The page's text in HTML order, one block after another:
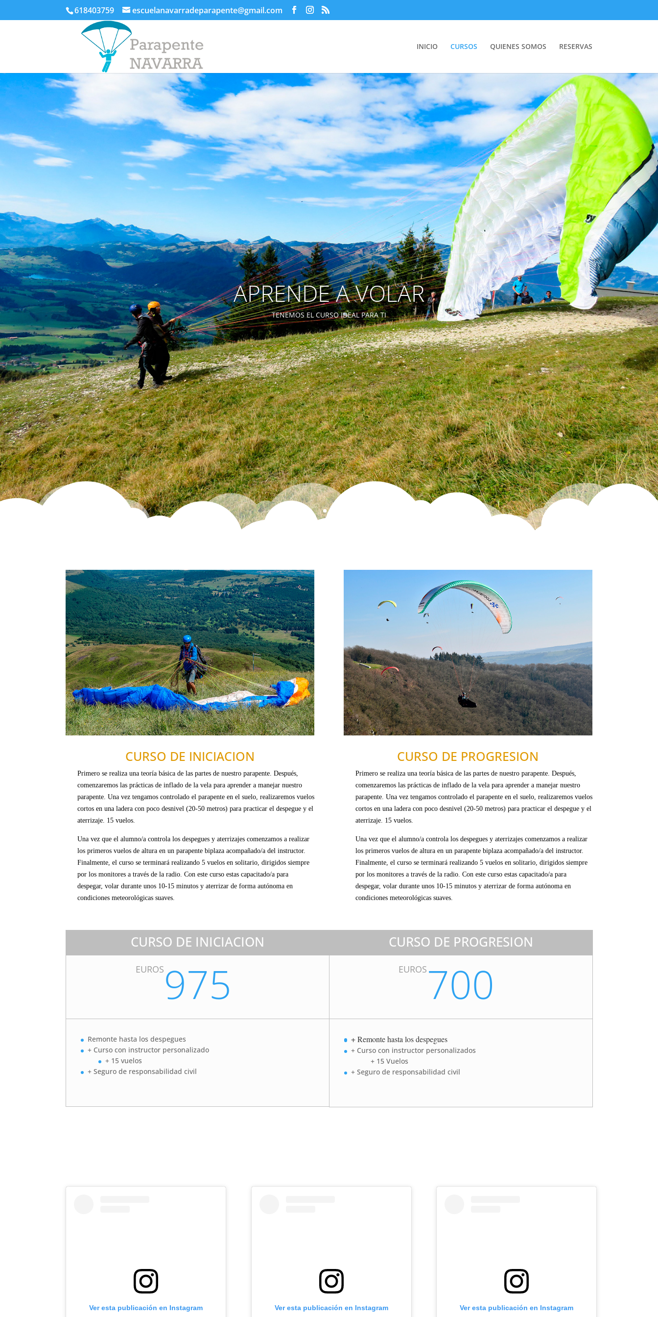
618403759 escuelanavarradeparapente@gmail.com
INICIO CURSOS QUIENES SOMOS RESERVAS
APRENDE A VOLAR
TENEMOS EL CURSO IDEAL PARA TI
CURSO DE INICIACION
Primero se realiza una teoría básica de las partes de nuestro parapente. Después,
comenzaremos las prácticas de inflado de la vela para aprender a manejar nuestro
parapente. Una vez tengamos controlado el parapente en el suelo, realizaremos vuelos
cortos en una ladera con poco desnivel (20-50 metros) para practicar el despegue y el
aterrizaje. 15 vuelos.
Una vez que el alumno/a controla los despegues y aterrizajes comenzamos a realizar
los primeros vuelos de altura en un parapente biplaza acompañado/a del instructor.
Finalmente, el curso se terminará realizando 5 vuelos en solitario, dirigidos siempre
por los monitores a través de la radio. Con este curso estas capacitado/a para
despegar, volar durante unos 10-15 minutos y aterrizar de forma autónoma en
condiciones meteorológicas suaves.
CURSO DE PROGRESION
Primero se realiza una teoría básica de las partes de nuestro parapente. Después,
comenzaremos las prácticas de inflado de la vela para aprender a manejar nuestro
parapente. Una vez tengamos controlado el parapente en el suelo, realizaremos vuelos
cortos en una ladera con poco desnivel (20-50 metros) para practicar el despegue y el
aterrizaje. 15 vuelos.
Una vez que el alumno/a controla los despegues y aterrizajes comenzamos a realizar
los primeros vuelos de altura en un parapente biplaza acompañado/a del instructor.
Finalmente, el curso se terminará realizando 5 vuelos en solitario, dirigidos siempre
por los monitores a través de la radio. Con este curso estas capacitado/a para
despegar, volar durante unos 10-15 minutos y aterrizar de forma autónoma en
condiciones meteorológicas suaves.
CURSO DE INICIACION
EUROS 975
Remonte hasta los despegues
+ Curso con instructor personalizado
+ 15 vuelos
+ Seguro de responsabilidad civil
CURSO DE PROGRESION
EUROS 700
+ Remonte hasta los despegues
+ Curso con instructor personalizados
+ 15 Vuelos
+ Seguro de responsabilidad civil
Ver esta publicación en Instagram Ver esta publicación en Instagram Ver esta publicación en Instagram